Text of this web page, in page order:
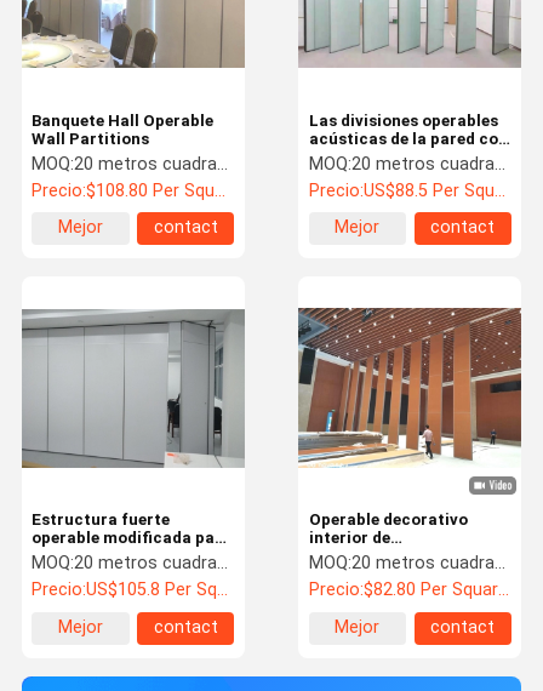
Banquete Hall Operable
Wall Partitions
MOQ:20 metros cuadrados
Precio:$108.80 Per Square Meter
Mejor
contact
Las divisiones operables
acústicas de la pared con
el marco de aluminio ISO
aprobaron
MOQ:20 metros cuadrados
Precio:US$88.5 Per Square Meter
Mejor
contact
Estructura fuerte
operable modificada para
requisitos particulares
del tabique de la pared de
división
MOQ:20 metros cuadrados
Precio:US$105.8 Per Square Meter
Mejor
contact
Operable decorativo
interior de
desplazamiento de
aluminio de la pared de
división con grueso del
panel de 100m m
MOQ:20 metros cuadrados
Precio:$82.80 Per Square Meter
Mejor
contact